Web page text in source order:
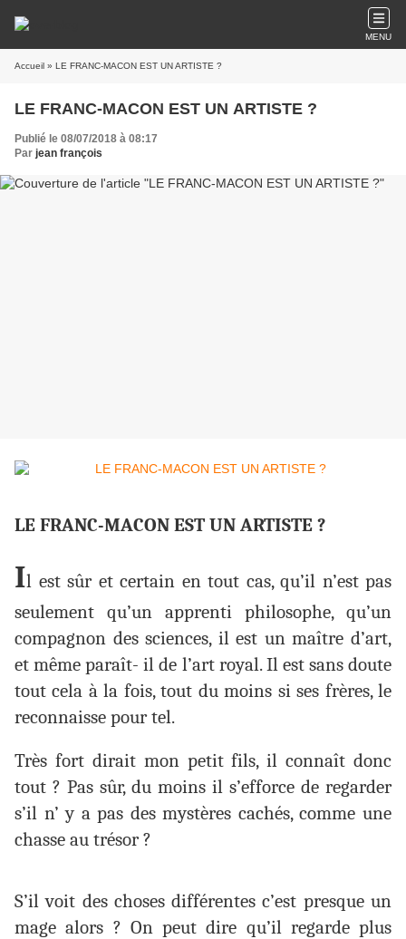
MENU
Accueil » LE FRANC-MACON EST UN ARTISTE ?
LE FRANC-MACON EST UN ARTISTE ?
Publié le 08/07/2018 à 08:17
Par jean françois
LE FRANC-MACON EST UN ARTISTE ?
Il est sûr et certain en tout cas, qu’il n’est pas
seulement qu’un apprenti philosophe, qu’un
compagnon des sciences, il est un maître d’art,
et même paraît- il de l’art royal. Il est sans doute
tout cela à la fois, tout du moins si ses frères, le
reconnaisse pour tel.
Très fort dirait mon petit fils, il connaît donc
tout ? Pas sûr, du moins il s’efforce de regarder
s’il n’ y a pas des mystères cachés, comme une
chasse au trésor ?
S’il voit des choses différentes c’est presque un
mage alors ? On peut dire qu’il regarde plus